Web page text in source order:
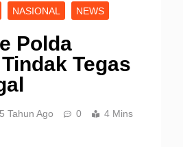
NASIONAL NEWS
Polda
Tegas
5 Tahun Ago 0 4 Mins